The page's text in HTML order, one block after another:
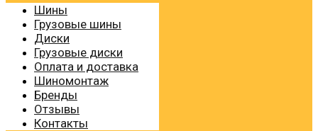
Шины
Грузовые шины
Диски
Грузовые диски
Оплата и доставка
Шиномонтаж
Бренды
Отзывы
Контакты